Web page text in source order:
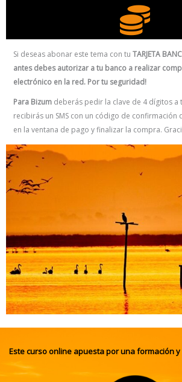
Si deseas abonar este tema con tu TARJETA
antes debes autorizar a tu banco a realizar
electrónico en la red. Por tu seguridad!
Para Bizum deberás pedir la clave de 4 dígitos a
recibirás un SMS con un código de
en la ventana de pago y finalizar la compra.
Este curso online apuesta por una formación